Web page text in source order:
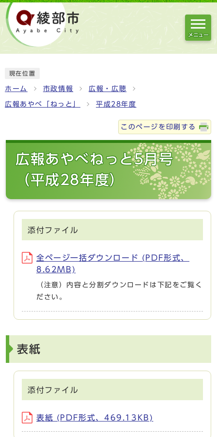
メニュー
現在位置
ホーム 市政情報 広報・広聴
広報あやべ「ねっと」 平成28年度
このページを印刷する
広報あやべねっと5月号
（平成28年度）
添付ファイル
全ページ一括ダウンロード (PDF形式、
8.62MB)
（注意）内容と分割ダウンロードは下記をご覧く
ださい。
表紙
添付ファイル
表紙 (PDF形式、469.13KB)